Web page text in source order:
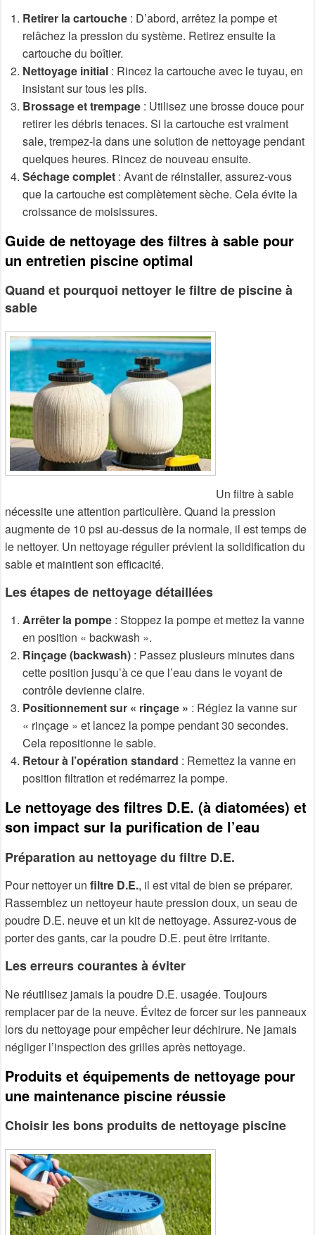
Retirer la cartouche : D’abord, arrêtez la pompe et
relâchez la pression du système. Retirez ensuite la
cartouche du boîtier.
Nettoyage initial : Rincez la cartouche avec le tuyau, en
insistant sur tous les plis.
Brossage et trempage : Utilisez une brosse douce pour
retirer les débris tenaces. Si la cartouche est vraiment
sale, trempez-la dans une solution de nettoyage pendant
quelques heures. Rincez de nouveau ensuite.
Séchage complet : Avant de réinstaller, assurez-vous
que la cartouche est complètement sèche. Cela évite la
croissance de moisissures.
Guide de nettoyage des filtres à sable pour
un entretien piscine optimal
Quand et pourquoi nettoyer le filtre de piscine à
sable
Un filtre à sable
nécessite une attention particulière. Quand la pression
augmente de 10 psi au-dessus de la normale, il est temps de
le nettoyer. Un nettoyage régulier prévient la solidification du
sable et maintient son efficacité.
Les étapes de nettoyage détaillées
Arrêter la pompe : Stoppez la pompe et mettez la vanne
en position « backwash ».
Rinçage (backwash) : Passez plusieurs minutes dans
cette position jusqu’à ce que l’eau dans le voyant de
contrôle devienne claire.
Positionnement sur « rinçage » : Réglez la vanne sur
« rinçage » et lancez la pompe pendant 30 secondes.
Cela repositionne le sable.
Retour à l’opération standard : Remettez la vanne en
position filtration et redémarrez la pompe.
Le nettoyage des filtres D.E. (à diatomées) et
son impact sur la purification de l’eau
Préparation au nettoyage du filtre D.E.
Pour nettoyer un filtre D.E., il est vital de bien se préparer.
Rassemblez un nettoyeur haute pression doux, un seau de
poudre D.E. neuve et un kit de nettoyage. Assurez-vous de
porter des gants, car la poudre D.E. peut être irritante.
Les erreurs courantes à éviter
Ne réutilisez jamais la poudre D.E. usagée. Toujours
remplacer par de la neuve. Évitez de forcer sur les panneaux
lors du nettoyage pour empêcher leur déchirure. Ne jamais
négliger l’inspection des grilles après nettoyage.
Produits et équipements de nettoyage pour
une maintenance piscine réussie
Choisir les bons produits de nettoyage piscine